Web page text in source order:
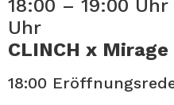
18:00 – 19:00
Uhr
CLINCH x
18:00